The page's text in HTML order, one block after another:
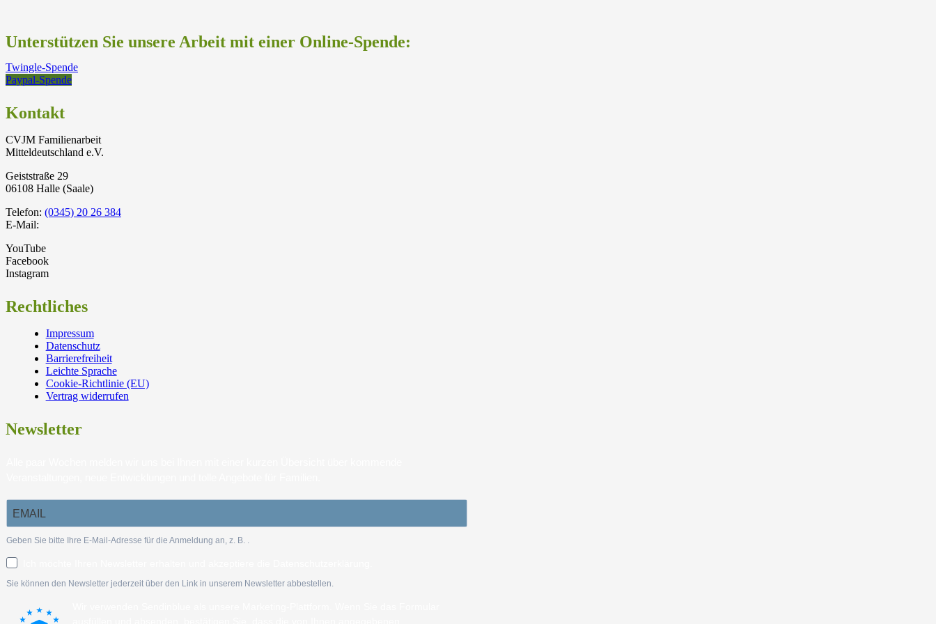
Unterstützen Sie unsere Arbeit mit einer Online-Spende:
Twingle-Spende
Paypal-Spende
Kontakt
CVJM Familienarbeit
Mitteldeutschland e.V.
Geiststraße 29
06108 Halle (Saale)
Telefon: (0345) 20 26 384
E-Mail:
YouTube
Facebook
Instagram
Rechtliches
Impressum
Datenschutz
Barrierefreiheit
Leichte Sprache
Cookie-Richtlinie (EU)
Vertrag widerrufen
Newsletter
Geben Sie bitte Ihre E-Mail-Adresse für die Anmeldung an, z. B. .
Sie können den Newsletter jederzeit über den Link in unserem Newsletter abbestellen.